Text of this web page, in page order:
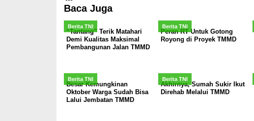
Baca Juga
Berita TNI
“Tantang” Terik Matahari
Demi Kualitas Maksimal
Pembangunan Jalan TMMD
Berita TNI
Peran RT Untuk Gotong
Royong di Proyek TMMD
Berita TNI
Besar Kemungkinan
Oktober Warga Sudah Bisa
Lalui Jembatan TMMD
Berita TNI
Akhirnya, Sumah Sukir Ikut
Direhab Melalui TMMD